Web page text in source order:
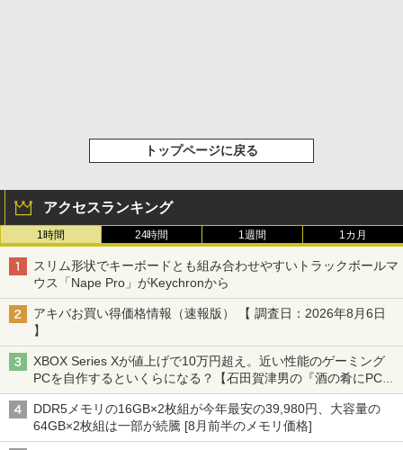
トップページに戻る
アクセスランキング
1時間 24時間 1週間 1カ月
スリム形状でキーボードとも組み合わせやすいトラックボールマ
ウス「Nape Pro」がKeychronから
アキバお買い得価格情報（速報版） 【 調査日：2026年8月6日
】
XBOX Series Xが値上げで10万円超え。近い性能のゲーミング
PCを自作するといくらになる？【石田賀津男の『酒の肴にPCゲ
ーム』】
DDR5メモリの16GB×2枚組が今年最安の39,980円、大容量の
64GB×2枚組は一部が続騰 [8月前半のメモリ価格]